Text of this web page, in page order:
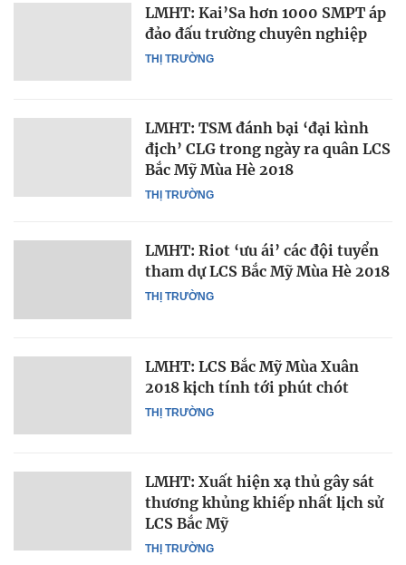
THỊ TRƯỜNG
LMHT: Kai’Sa hơn 1000 SMPT áp
đảo đấu trường chuyên nghiệp
THỊ TRƯỜNG
LMHT: TSM đánh bại ‘đại kình
địch’ CLG trong ngày ra quân LCS
Bắc Mỹ Mùa Hè 2018
THỊ TRƯỜNG
LMHT: Riot ‘ưu ái’ các đội tuyển
tham dự LCS Bắc Mỹ Mùa Hè 2018
THỊ TRƯỜNG
LMHT: LCS Bắc Mỹ Mùa Xuân
2018 kịch tính tới phút chót
THỊ TRƯỜNG
LMHT: Xuất hiện xạ thủ gây sát
thương khủng khiếp nhất lịch sử
LCS Bắc Mỹ